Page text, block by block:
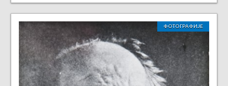
ФОТОГРАФИЈЕ